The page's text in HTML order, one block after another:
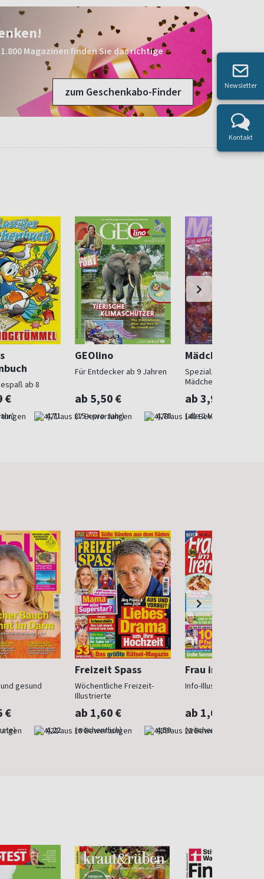
Magazinen finden Sie das richtige
zum Geschenkabo-Finder
ab 8
€
4,71
GEOlino
Für Entdecker ab 9 Jahren
ab 5,50 €
(15 x pro Jahr) 4,78
Mädchen
Spezialzeitschrift für
Mädchen
ab 3,99 €
(alle 2 Monate)
gesund
€
4,22
Freizeit Spass
Wöchentliche Freizeit-
Illustrierte
ab 1,60 €
(wöchentlich) 4,59
Frau im Trend
Info-Illustrierte für
ab 1,60 €
(wöchentlich)
Newsletter
Kontakt